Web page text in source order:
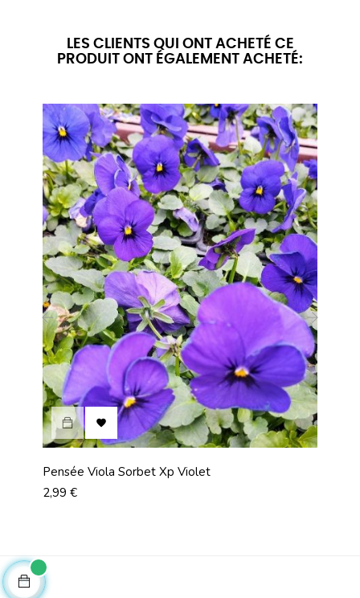
LES CLIENTS QUI ONT ACHETÉ CE
PRODUIT ONT ÉGALEMENT ACHETÉ:

Pensée Viola Sorbet Xp Violet
Prix
2,99 €
‹ ›